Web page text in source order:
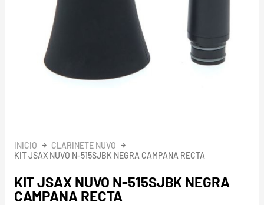
INICIO
CLARINETE NUVO
KIT JSAX NUVO N-515SJBK NEGRA CAMPANA RECTA
KIT JSAX NUVO N-515SJBK NEGRA
CAMPANA RECTA